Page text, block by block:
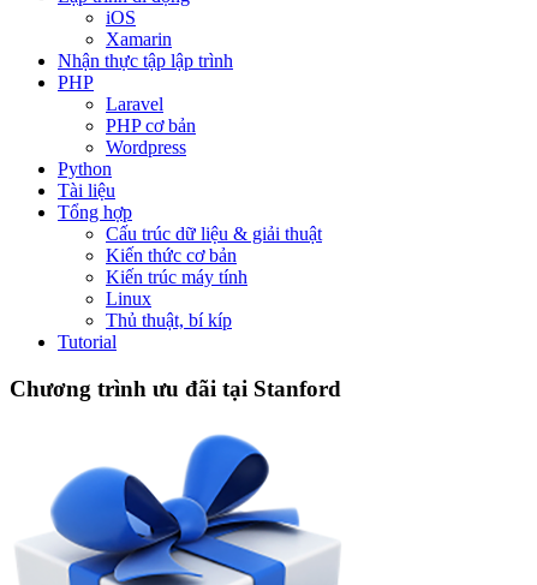
iOS
Xamarin
Nhận thực tập lập trình
PHP
Laravel
PHP cơ bản
Wordpress
Python
Tài liệu
Tổng hợp
Cấu trúc dữ liệu & giải thuật
Kiến thức cơ bản
Kiến trúc máy tính
Linux
Thủ thuật, bí kíp
Tutorial
Chương trình ưu đãi tại Stanford